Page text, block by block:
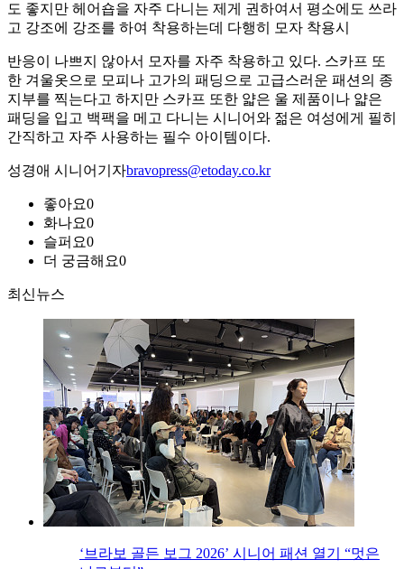
도 좋지만 헤어숍을 자주 다니는 제게 권하여서 평소에도 쓰라
고 강조에 강조를 하여 착용하는데 다행히 모자 착용시
반응이 나쁘지 않아서 모자를 자주 착용하고 있다. 스카프 또
한 겨울옷으로 모피나 고가의 패딩으로 고급스러운 패션의 종
지부를 찍는다고 하지만 스카프 또한 얇은 울 제품이나 얇은
패딩을 입고 백팩을 메고 다니는 시니어와 젊은 여성에게 필히
간직하고 자주 사용하는 필수 아이템이다.
성경애 시니어기자bravopress@etoday.co.kr
좋아요0
화나요0
슬퍼요0
더 궁금해요0
최신뉴스
‘브라보 골든 보그 2026’ 시니어 패션 열기 “멋은